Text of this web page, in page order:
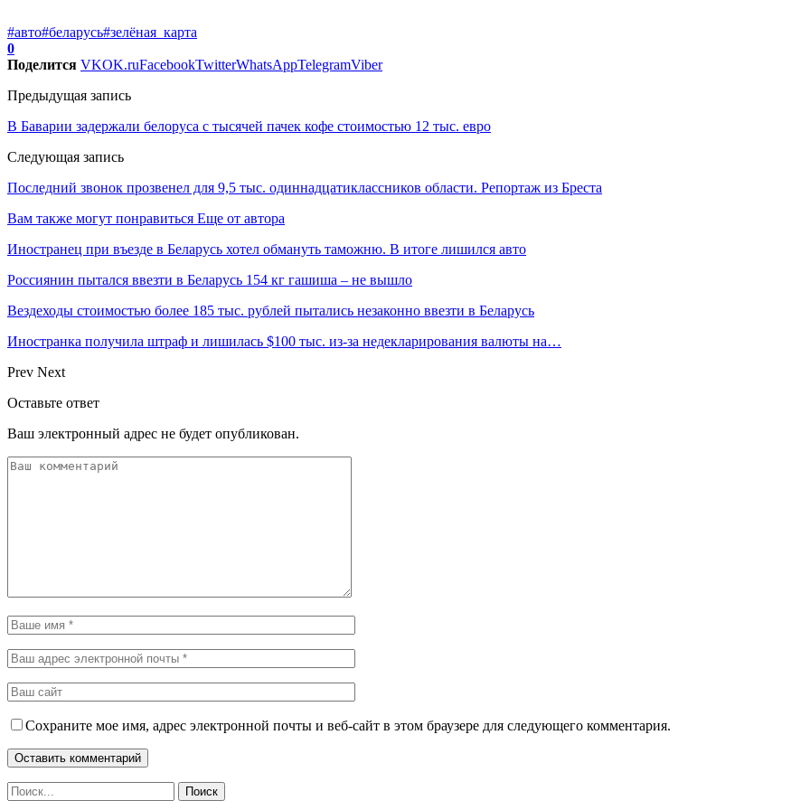
#авто#беларусь#зелёная_карта
0
Поделится VKOK.ruFacebookTwitterWhatsAppTelegramViber
Предыдущая запись
В Баварии задержали белоруса с тысячей пачек кофе стоимостью 12 тыс. евро
Следующая запись
Последний звонок прозвенел для 9,5 тыс. одиннадцатиклассников области. Репортаж из Бреста
Вам также могут понравиться Еще от автора
Иностранец при въезде в Беларусь хотел обмануть таможню. В итоге лишился авто
Россиянин пытался ввезти в Беларусь 154 кг гашиша – не вышло
Вездеходы стоимостью более 185 тыс. рублей пытались незаконно ввезти в Беларусь
Иностранка получила штраф и лишилась $100 тыс. из-за недекларирования валюты на…
Prev Next
Оставьте ответ
Ваш электронный адрес не будет опубликован.
Сохраните мое имя, адрес электронной почты и веб-сайт в этом браузере для следующего комментария.